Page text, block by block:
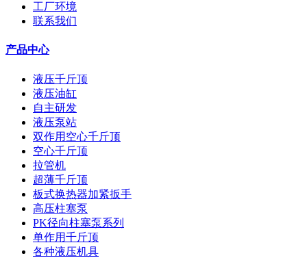
工厂环境
联系我们
产品中心
液压千斤顶
液压油缸
自主研发
液压泵站
双作用空心千斤顶
空心千斤顶
拉管机
超薄千斤顶
板式换热器加紧扳手
高压柱塞泵
PK径向柱塞泵系列
单作用千斤顶
各种液压机具